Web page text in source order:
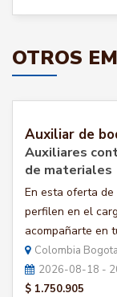
OTROS
Auxiliar de
Auxiliares
de materiales
En esta oferta de
perfilen en el
acompañarte en
Colombia
2026-08-18 -
$ 1.750.905